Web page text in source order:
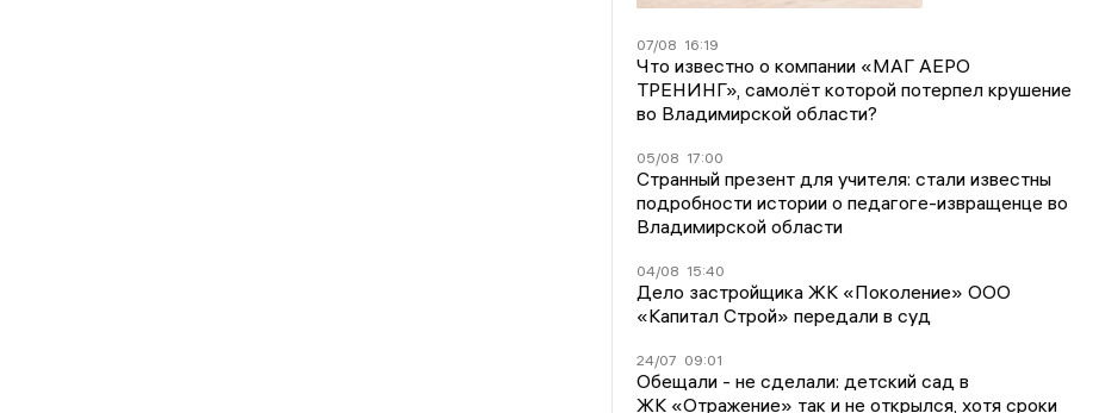
07/08 16:19
Что известно о компании «МАГ АЕРО
ТРЕНИНГ», самолёт которой потерпел крушение
во Владимирской области?
05/08 17:00
Странный презент для учителя: стали известны
подробности истории о педагоге-извращенце во
Владимирской области
04/08 15:40
Дело застройщика ЖК «Поколение» ООО
«Капитал Строй» передали в суд
24/07 09:01
Обещали - не сделали: детский сад в
ЖК «Отражение» так и не открылся, хотя сроки